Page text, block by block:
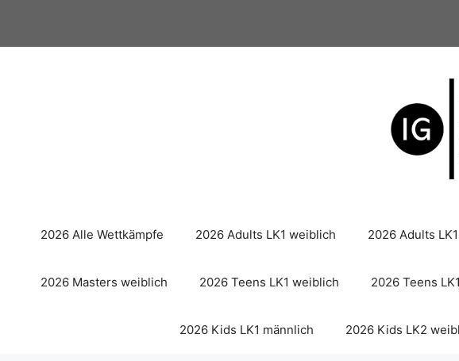
springen
2026 Alle Wettkämpfe 2026 Adults LK1 weiblich 2026 Adults
2026 Masters weiblich 2026 Teens LK1 weiblich 2026 Teens
2026 Kids LK1 männlich 2026 Kids LK2